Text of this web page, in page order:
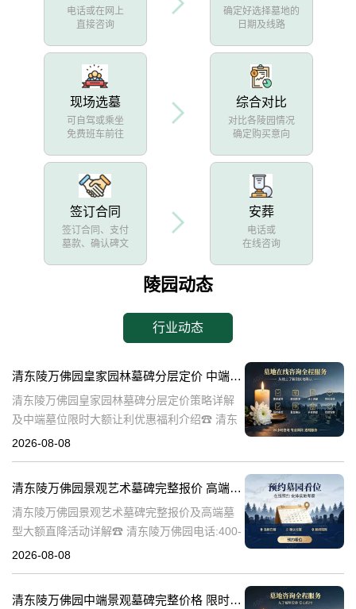
电话或在网上
直接咨询
确定好选择墓地的
日期及线路
现场选墓
可自驾或乘坐
免费班车前往
综合对比
对比各陵园情况
确定购买意向
签订合同
签订合同、支付
墓款、确认碑文
安葬
电话或
在线咨询
陵园动态
行业动态
清东陵万佛园皇家园林墓碑分层定价 中端墓位限时大额让利详解及优惠福利
清东陵万佛园皇家园林墓碑分层定价策略详解
及中端墓位限时大额让利优惠福利介绍☎ 清东
陵万佛园电话:400-838-5063清东陵万佛园，作
2026-08-08
清东陵万佛园景观艺术墓碑完整报价 高端墓型大额直降活动详解
清东陵万佛园景观艺术墓碑完整报价及高端墓
型大额直降活动详解☎ 清东陵万佛园电话:400-
838-5063清东陵万佛园，作为中国历史悠久的
2026-08-08
清东陵万佛园中端景观墓碑完整价格 限时减免多年管理费详解